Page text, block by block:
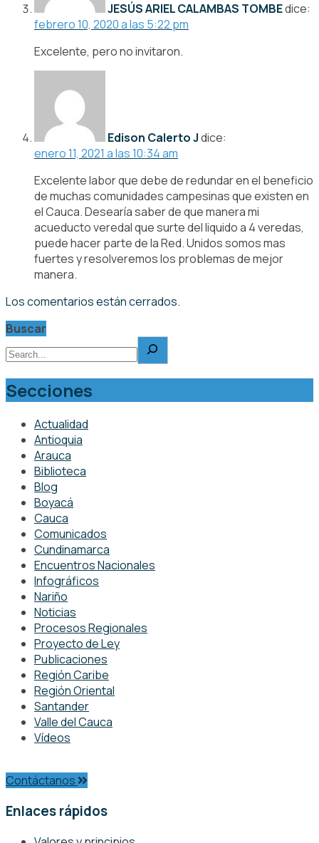
JESÚS ARIEL CALAMBAS TOMBEdice:
febrero 10, 2020 a las 5:22 pm
Excelente, pero no invitaron.
Edison Calerto Jdice:
enero 11, 2021 a las 10:34 am
Excelente labor que debe de redundar en el beneficio
de muchas comunidades campesinas que existen en
el Cauca. Desearía saber de que manera mi
acueducto veredal que surte del liquido a 4 veredas,
puede hacer parte de la Red. Unidos somos mas
fuertes y resolveremos los problemas de mejor
manera.
Los comentarios están cerrados.
Buscar
Secciones
Actualidad
Antioquia
Arauca
Biblioteca
Blog
Boyacá
Cauca
Comunicados
Cundinamarca
Encuentros Nacionales
Infográficos
Nariño
Noticias
Procesos Regionales
Proyecto de Ley
Publicaciones
Región Caribe
Región Oriental
Santander
Valle del Cauca
Vídeos
Contáctanos
Enlaces rápidos